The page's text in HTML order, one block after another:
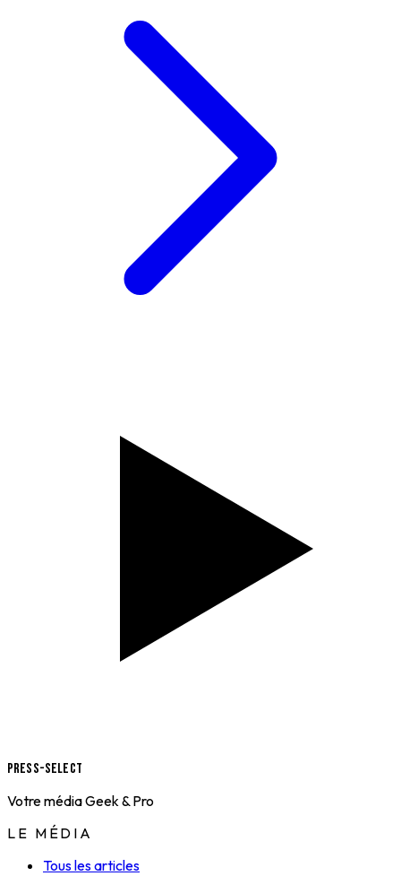
Press-Select
Votre média Geek & Pro
LE MÉDIA
Tous les articles